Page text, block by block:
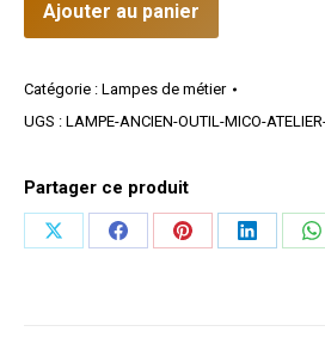
Ajouter au panier
Catégorie : Lampes de métier
UGS : LAMPE-ANCIEN-OUTIL-MICO-
Partager ce produit
PartagerPartagerPartagerPartager